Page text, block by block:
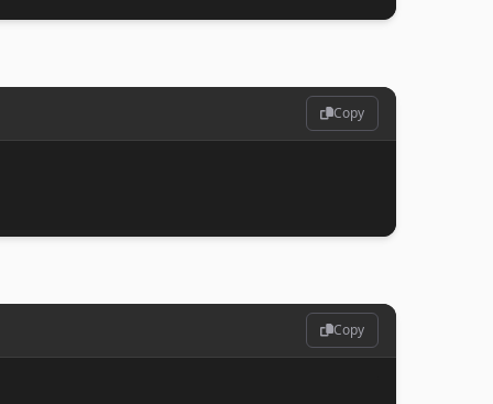
Copy
Copy